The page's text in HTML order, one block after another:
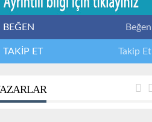
BEĞEN Beğen
TAKİP ET Takip Et